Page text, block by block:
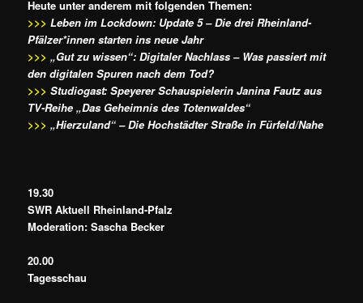
Heute unter anderem mit folgenden Themen:
>>> Leben im Lockdown: Update 5 – Die drei Rheinland-
Pfälzer*innen starten ins neue Jahr
>>> „Gut zu wissen“: Digitaler Nachlass – Was passiert mit
den digitalen Spuren nach dem Tod?
>>> Studiogast: Speyerer Schauspielerin Janina Fautz aus
TV-Reihe „Das Geheimnis des Totenwaldes“
>>> „Hierzuland“ – Die Hochstädter Straße in Fürfeld/Nahe
19.30
SWR Aktuell Rheinland-Pfalz
Moderation: Sascha Becker
20.00
Tagesschau